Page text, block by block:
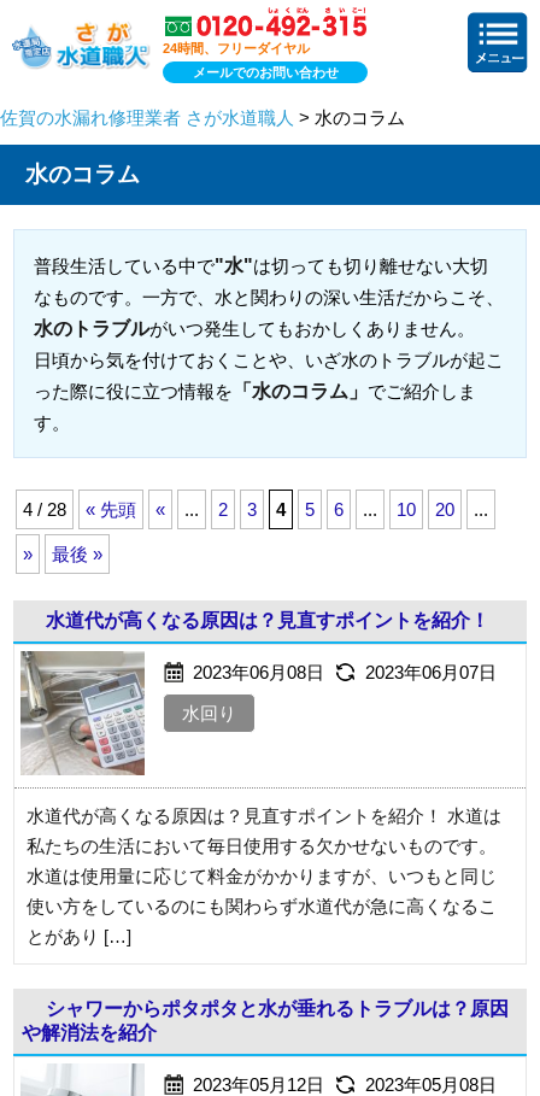
24時間、フリーダイヤル
メールでのお問い合わせ
佐賀の水漏れ修理業者 さが水道職人 > 水のコラム
水のコラム
普段生活している中で"水"は切っても切り離せない大切
なものです。一方で、水と関わりの深い生活だからこそ、
水のトラブルがいつ発生してもおかしくありません。
日頃から気を付けておくことや、いざ水のトラブルが起こ
った際に役に立つ情報を 「水のコラム」 でご紹介しま
す。
4 / 28 « 先頭 « ... 2 3 4 5 6 ... 10 20 ...
» 最後 »
水道代が高くなる原因は？見直すポイントを紹介！
2023年06月08日
2023年06月07日
水回り
水道代が高くなる原因は？見直すポイントを紹介！ 水道は
私たちの生活において毎日使用する欠かせないものです。
水道は使用量に応じて料金がかかりますが、いつもと同じ
使い方をしているのにも関わらず水道代が急に高くなるこ
とがあり […]
シャワーからポタポタと水が垂れるトラブルは？原因
や解消法を紹介
2023年05月12日
2023年05月08日